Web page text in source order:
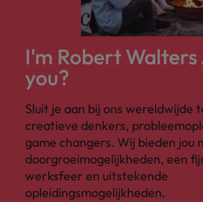
I'm Robert Walters
you?
Sluit je aan bij ons wereldwijde
creatieve denkers,
game changers. Wij bieden jou
doorgroeimogelijkheden, een
werksfeer en uitstekende
opleidingsmogelijkheden.